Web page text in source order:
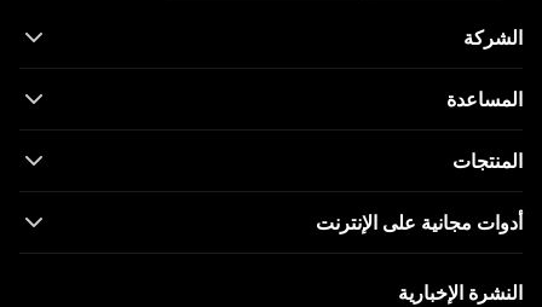
الشركة
المساعدة
المنتجات
أدوات مجانية على الإنترنت
النشرة الإخبارية